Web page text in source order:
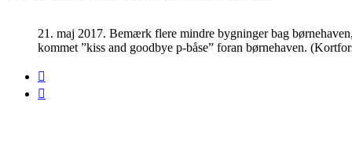
21. maj 2017. Bemærk flere mindre bygninger bag
kommet ”kiss and goodbye p-båse” foran børnehaven.